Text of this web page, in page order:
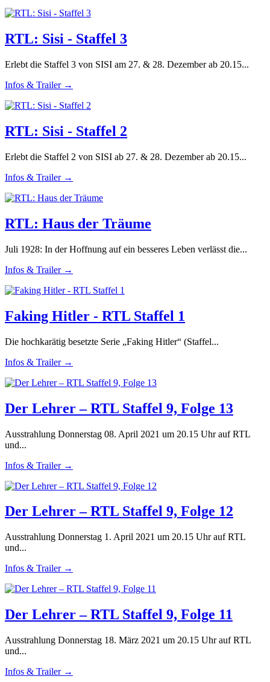
RTL: Sisi - Staffel 3
Erlebt die Staffel 3 von SISI am 27. & 28. Dezember ab 20.15...
Infos & Trailer →
RTL: Sisi - Staffel 2
Erlebt die Staffel 2 von SISI ab 27. & 28. Dezember ab 20.15...
Infos & Trailer →
RTL: Haus der Träume
Juli 1928: In der Hoffnung auf ein besseres Leben verlässt die...
Infos & Trailer →
Faking Hitler - RTL Staffel 1
Die hochkarätig besetzte Serie „Faking Hitler“ (Staffel...
Infos & Trailer →
Der Lehrer – RTL Staffel 9, Folge 13
Ausstrahlung Donnerstag 08. April 2021 um 20.15 Uhr auf RTL
und...
Infos & Trailer →
Der Lehrer – RTL Staffel 9, Folge 12
Ausstrahlung Donnerstag 1. April 2021 um 20.15 Uhr auf RTL
und...
Infos & Trailer →
Der Lehrer – RTL Staffel 9, Folge 11
Ausstrahlung Donnerstag 18. März 2021 um 20.15 Uhr auf RTL
und...
Infos & Trailer →